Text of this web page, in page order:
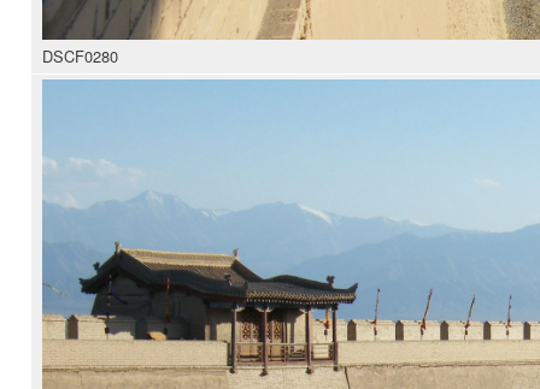
DSCF0280